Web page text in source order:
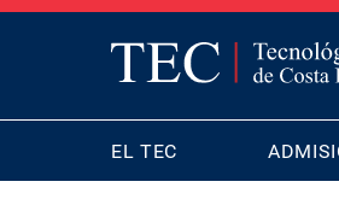
MAIN
NAVIGATION
EL TEC